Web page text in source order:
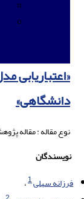
«اعتباریابی
دانشگاهی»
نوع مقاله : مقاله
نویسندگان
فرزانه سهلی1